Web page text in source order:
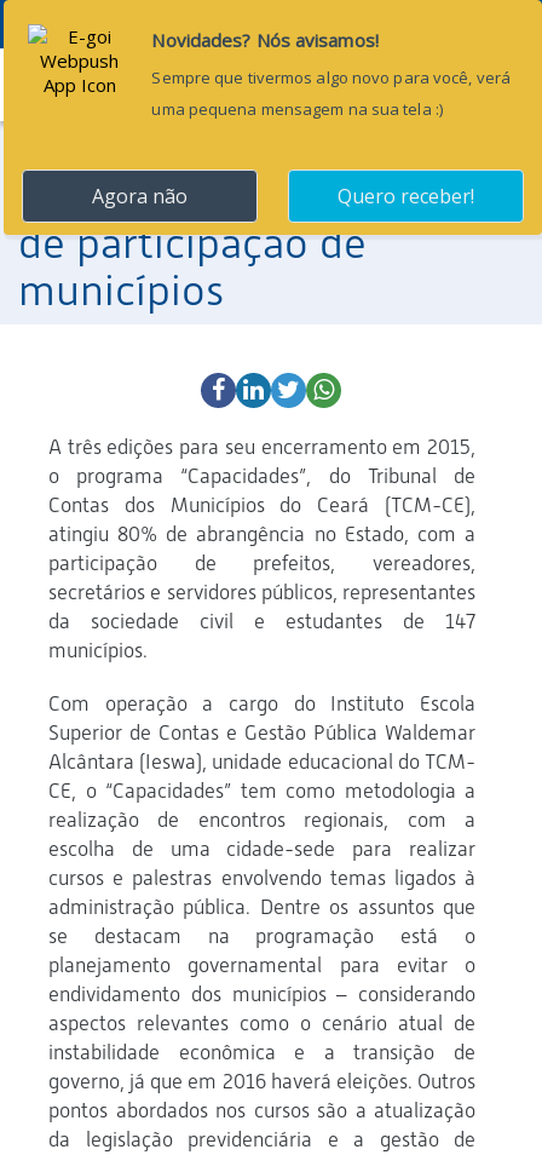
Menu
“Capacidades” atinge 80%
de participação de
municípios
A três edições para seu encerramento em 2015,
o programa “Capacidades”, do Tribunal de
Contas dos Municípios do Ceará (TCM-CE),
atingiu 80% de abrangência no Estado, com a
participação de prefeitos, vereadores,
secretários e servidores públicos, representantes
da sociedade civil e estudantes de 147
municípios.
Com operação a cargo do Instituto Escola
Superior de Contas e Gestão Pública Waldemar
Alcântara (Ieswa), unidade educacional do TCM-
CE, o “Capacidades” tem como metodologia a
realização de encontros regionais, com a
escolha de uma cidade-sede para realizar
cursos e palestras envolvendo temas ligados à
administração pública. Dentre os assuntos que
se destacam na programação está o
planejamento governamental para evitar o
endividamento dos municípios – considerando
aspectos relevantes como o cenário atual de
instabilidade econômica e a transição de
governo, já que em 2016 haverá eleições. Outros
pontos abordados nos cursos são a atualização
da legislação previdenciária e a gestão de